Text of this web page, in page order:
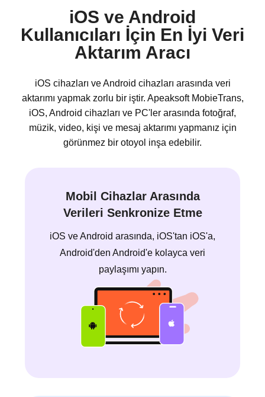
iOS ve Android
Kullanıcıları İçin En İyi Veri
Aktarım Aracı
iOS cihazları ve Android cihazları arasında veri
aktarımı yapmak zorlu bir iştir. Apeaksoft MobieTrans,
iOS, Android cihazları ve PC'ler arasında fotoğraf,
müzik, video, kişi ve mesaj aktarımı yapmanız için
görünmez bir otoyol inşa edebilir.
Mobil Cihazlar Arasında
Verileri Senkronize Etme
iOS ve Android arasında, iOS'tan iOS'a,
Android'den Android'e kolayca veri
paylaşımı yapın.